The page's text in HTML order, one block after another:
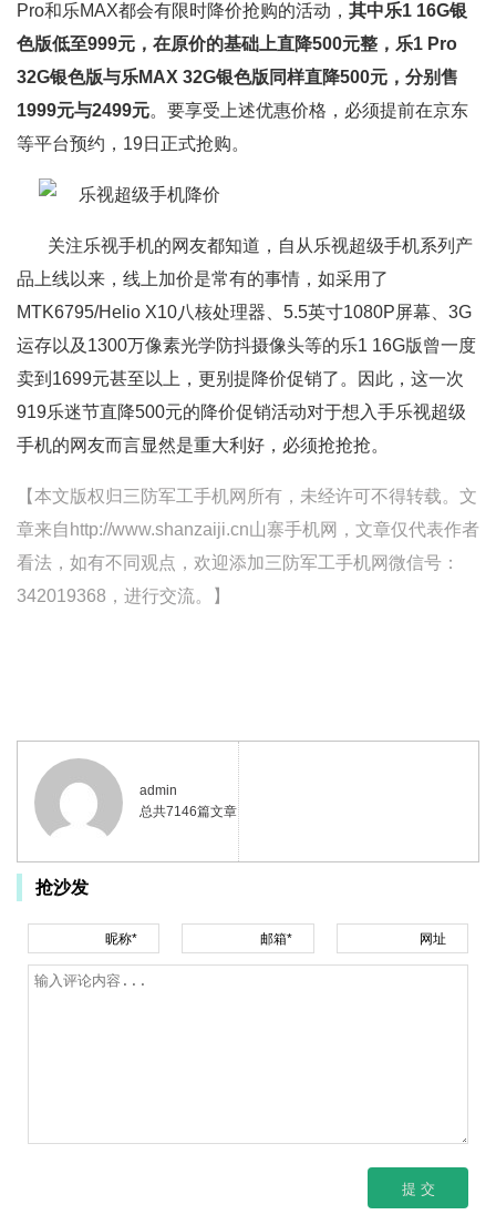
Pro和乐MAX都会有限时降价抢购的活动， 其中乐1 16G银
色版低至999元，在原价的基础上直降500元整，乐1 Pro
32G银色版与乐MAX 32G银色版同样直降500元，分别售
1999元与2499元。要享受上述优惠价格，必须提前在京东
等平台预约，19日正式抢购。
关注乐视手机的网友都知道，自从乐视超级手机系列产
品上线以来，线上加价是常有的事情，如采用了
MTK6795/Helio X10八核处理器、5.5英寸1080P屏幕、3G
运存以及1300万像素光学防抖摄像头等的乐1 16G版曾一度
卖到1699元甚至以上，更别提降价促销了。因此，这一次
919乐迷节直降500元的降价促销活动对于想入手乐视超级
手机的网友而言显然是重大利好，必须抢抢抢。
【本文版权归三防军工手机网所有，未经许可不得转载。文
章来自http://www.shanzaiji.cn山寨手机网，文章仅代表作者
看法，如有不同观点，欢迎添加三防军工手机网微信号：
342019368，进行交流。】
admin
总共7146篇文章
抢沙发
昵称* 邮箱* 网址